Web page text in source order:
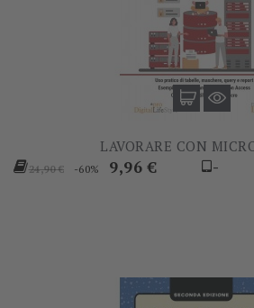
LAVORARE CON
Prezzo
24,90 € -60% Prezzo
9,96 € -